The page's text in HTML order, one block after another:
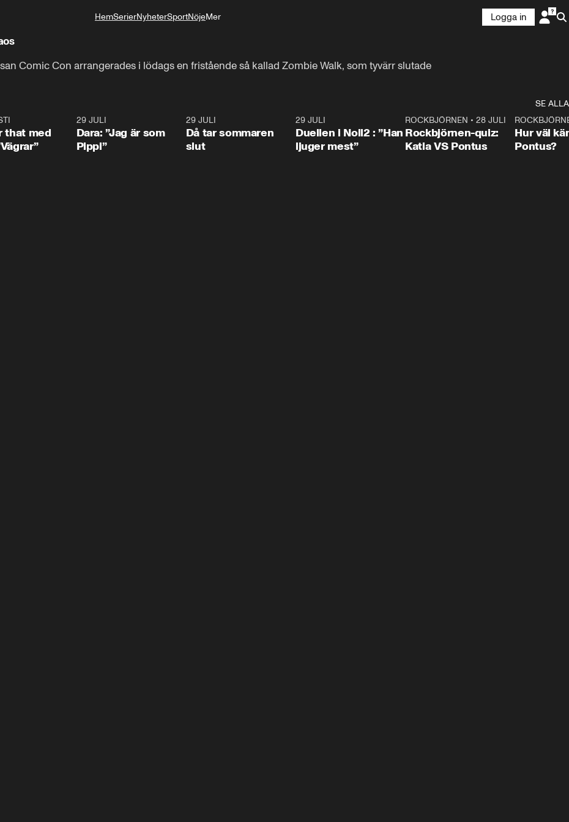
HemSerierNyheterSportNöjeMer
Logga in
Comic Con arrangerades i lödags en fristående så kallad Zombie Walk, som tyvärr slutade
SE ALLA
that med
29 JULI
Dara: ”Jag är som
Pippi”
29 JULI
Då tar sommaren
slut
29 JULI
Duellen i Noll2 : ”Han
ljuger mest”
0:15
ROCKBJÖRNEN •28 JULI
Rockbjörnen-quiz:
Katia VS Pontus
Hur väl
Pontus?